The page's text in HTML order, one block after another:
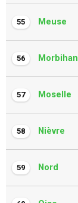
55 Meuse
56 Morbihan
57 Moselle
58 Nièvre
59 Nord